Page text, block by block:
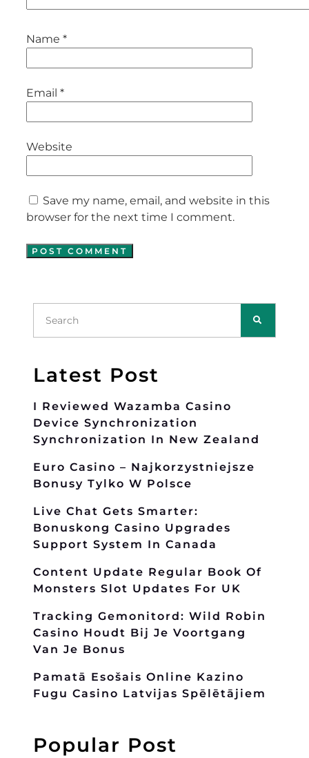
Latest Post
I Reviewed Wazamba Casino
Device Synchronization
Synchronization In New Zealand
Euro Casino – Najkorzystniejsze
Bonusy Tylko W Polsce
Live Chat Gets Smarter:
Bonuskong Casino Upgrades
Support System In Canada
Content Update Regular Book Of
Monsters Slot Updates For UK
Tracking Gemonitord: Wild Robin
Casino Houdt Bij Je Voortgang
Van Je Bonus
Pamatā Esošais Online Kazino
Fugu Casino Latvijas Spēlētājiem
Popular Post
Name *
Email *
Website
Save my name, email, and website in this
browser for the next time I comment.